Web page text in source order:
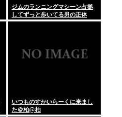
ジムのランニングマシーン占拠
してずっと歩いてる男の正体
www
いつものすかいらーくに来まし
た＠柏@柏